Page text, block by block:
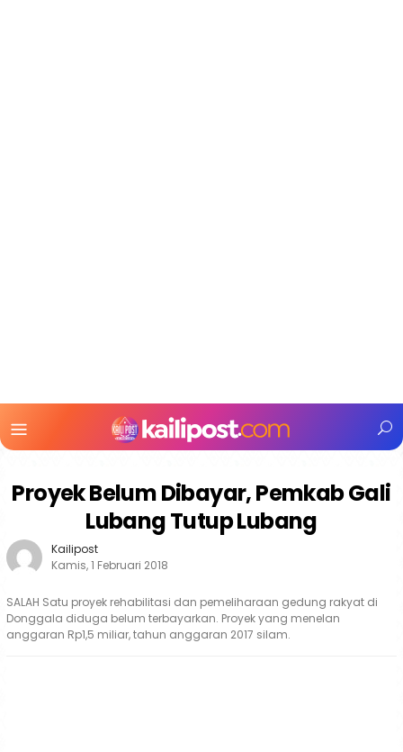
Mobile
Proyek Belum Dibayar, Pemkab Gali
Lubang Tutup Lubang
Kailipost
Kamis, 1 Februari 2018
SALAH Satu proyek rehabilitasi dan pemeliharaan gedung rakyat di
Donggala diduga belum terbayarkan. Proyek yang menelan
anggaran Rp1,5 miliar, tahun anggaran 2017 silam.